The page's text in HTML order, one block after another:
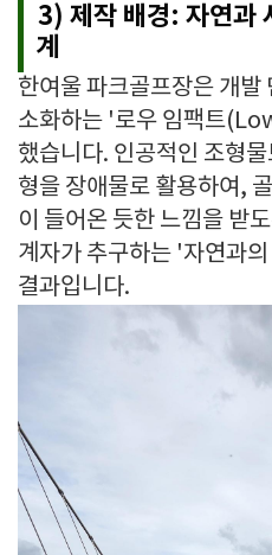
3) 제작 배경: 자연과
계
한여울 파크골프장은 개발
소화하는 '로우 임팩트
했습니다. 인공적인 조형
형을 장애물로 활용하여,
이 들어온 듯한 느낌을 받
계자가 추구하는 '자연과
결과입니다.